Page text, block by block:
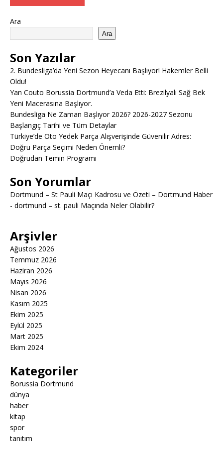
Ara
Ara
Son Yazılar
2. Bundesliga’da Yeni Sezon Heyecanı Başlıyor! Hakemler Belli
Oldu!
Yan Couto Borussia Dortmund’a Veda Etti: Brezilyalı Sağ Bek
Yeni Macerasına Başlıyor.
Bundesliga Ne Zaman Başlıyor 2026? 2026-2027 Sezonu
Başlangıç Tarihi ve Tüm Detaylar
Türkiye’de Oto Yedek Parça Alışverişinde Güvenilir Adres:
Doğru Parça Seçimi Neden Önemli?
Doğrudan Temin Programı
Son Yorumlar
Dortmund – St Pauli Maçı Kadrosu ve Özeti – Dortmund Haber
- dortmund – st. pauli Maçında Neler Olabilir?
Arşivler
Ağustos 2026
Temmuz 2026
Haziran 2026
Mayıs 2026
Nisan 2026
Kasım 2025
Ekim 2025
Eylül 2025
Mart 2025
Ekim 2024
Kategoriler
Borussia Dortmund
dünya
haber
kitap
spor
tanıtım